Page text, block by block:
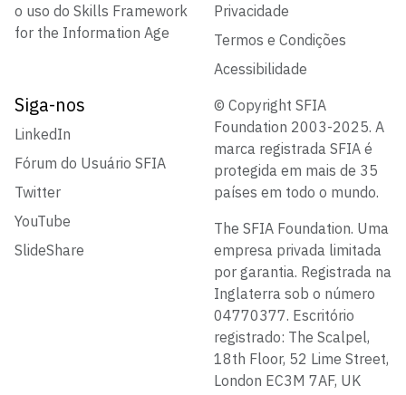
o uso do Skills Framework
for the Information Age
Privacidade
Termos e Condições
Acessibilidade
Siga-nos
LinkedIn
Fórum do Usuário SFIA
Twitter
YouTube
SlideShare
© Copyright SFIA
Foundation 2003-2025. A
marca registrada SFIA é
protegida em mais de 35
países em todo o mundo.
The SFIA Foundation. Uma
empresa privada limitada
por garantia. Registrada na
Inglaterra sob o número
04770377. Escritório
registrado: The Scalpel,
18th Floor, 52 Lime Street,
London EC3M 7AF, UK